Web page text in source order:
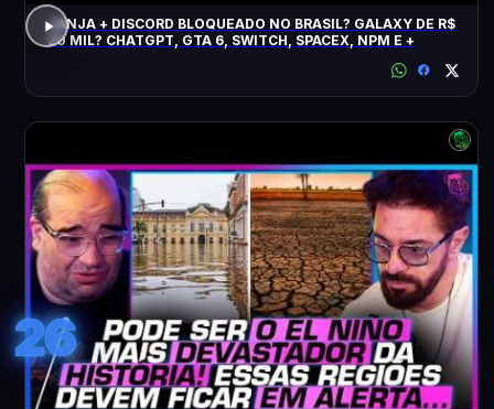
JANJA + DISCORD BLOQUEADO NO BRASIL? GALAXY DE R$
20 MIL? CHATGPT, GTA 6, SWITCH, SPACEX, NPM E +
26